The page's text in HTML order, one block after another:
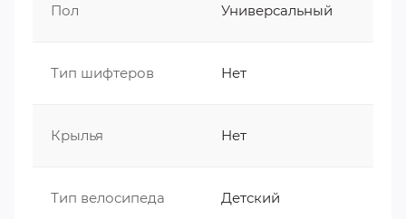
Пол Универсальный
Тип шифтеров Нет
Крылья Нет
Тип велосипеда Детский